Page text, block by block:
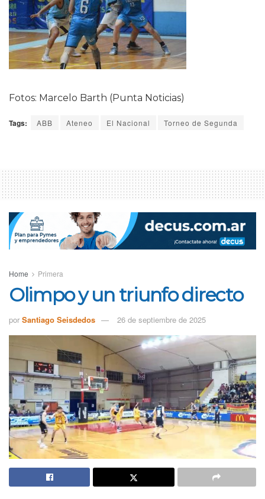
Fotos: Marcelo Barth (Punta Noticias)
Tags: ABB Ateneo El Nacional Torneo de Segunda
Home Primera
Olimpo y un triunfo directo
por Santiago Seisdedos 26 de septiembre de 2025